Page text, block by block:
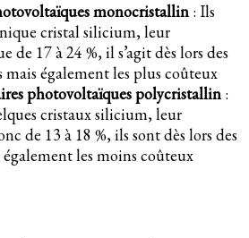
monocristallin : Ils
cristal silicium, leur
de 17 à 24 %, il s’agit dès lors des
également les plus coûteux
photovoltaïques polycristallin :
cristaux silicium, leur
de 13 à 18 %, ils sont dès lors des
les moins coûteux